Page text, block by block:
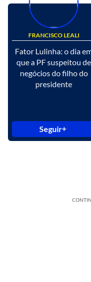
FRANCISCO LEALI
Fator Lulinha: o dia
que a PF suspeitou de
negócios do filho do
presidente
Seguir